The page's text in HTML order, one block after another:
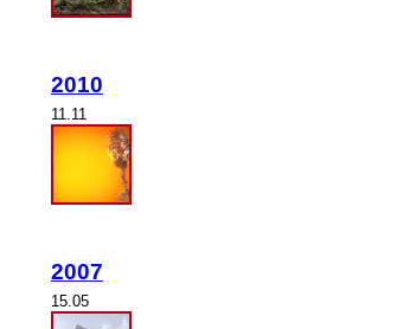
2010
11.11
2007
15.05